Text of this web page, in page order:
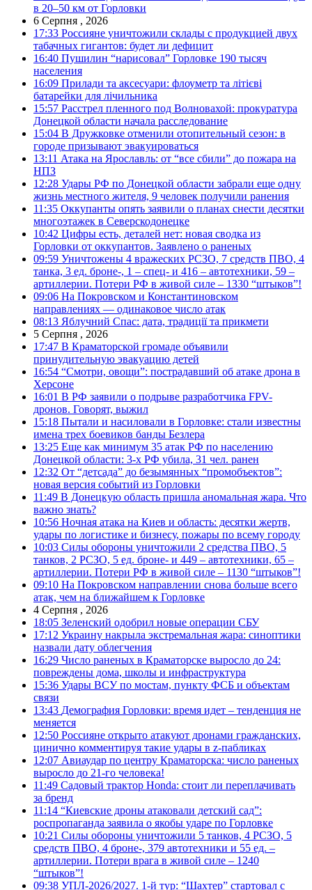
в 20–50 км от Горловки
6 Серпня , 2026
17:33 Россияне уничтожили склады с продукцией двух
табачных гигантов: будет ли дефицит
16:40 Пушилин “нарисовал” Горловке 190 тысяч
населения
16:09 Прилади та аксесуари: флоуметр та літієві
батарейки для лічильника
15:57 Расстрел пленного под Волновахой: прокуратура
Донецкой области начала расследование
15:04 В Дружковке отменили отопительный сезон: в
городе призывают эвакуироваться
13:11 Атака на Ярославль: от “все сбили” до пожара на
НПЗ
12:28 Удары РФ по Донецкой области забрали еще одну
жизнь местного жителя, 9 человек получили ранения
11:35 Оккупанты опять заявили о планах снести десятки
многоэтажек в Северскодонецке
10:42 Цифры есть, деталей нет: новая сводка из
Горловки от оккупантов. Заявлено о раненых
09:59 Уничтожены 4 вражеских РСЗО, 7 средств ПВО, 4
танка, 3 ед. броне-, 1 – спец- и 416 – автотехники, 59 –
артиллерии. Потери РФ в живой силе – 1330 “штыков”!
09:06 На Покровском и Константиновском
направлениях — одинаковое число атак
08:13 Яблучний Спас: дата, традиції та прикмети
5 Серпня , 2026
17:47 В Краматорской громаде объявили
принудительную эвакуацию детей
16:54 “Смотри, овощи”: пострадавший об атаке дрона в
Херсоне
16:01 В РФ заявили о подрыве разработчика FPV-
дронов. Говорят, выжил
15:18 Пытали и насиловали в Горловке: стали известны
имена трех боевиков банды Безлера
13:25 Еще как минимум 35 атак РФ по населению
Донецкой области: 3-х РФ убила, 31 чел. ранен
12:32 От “детсада” до безымянных “промобъектов”:
новая версия событий из Горловки
11:49 В Донецкую область пришла аномальная жара. Что
важно знать?
10:56 Ночная атака на Киев и область: десятки жертв,
удары по логистике и бизнесу, пожары по всему городу
10:03 Силы обороны уничтожили 2 средства ПВО, 5
танков, 2 РСЗО, 5 ед. броне- и 449 – автотехники, 65 –
артиллерии. Потери РФ в живой силе – 1130 “штыков”!
09:10 На Покровском направлении снова больше всего
атак, чем на ближайшем к Горловке
4 Серпня , 2026
18:05 Зеленский одобрил новые операции СБУ
17:12 Украину накрыла экстремальная жара: синоптики
назвали дату облегчения
16:29 Число раненых в Краматорске выросло до 24:
повреждены дома, школы и инфраструктура
15:36 Удары ВСУ по мостам, пункту ФСБ и объектам
связи
13:43 Демография Горловки: время идет – тенденция не
меняется
12:50 Россияне открыто атакуют дронами гражданских,
цинично комментируя такие удары в z-пабликах
12:07 Авиаудар по центру Краматорска: число раненых
выросло до 21-го человека!
11:49 Садовый трактор Honda: стоит ли переплачивать
за бренд
11:14 “Киевские дроны атаковали детский сад”:
роспропаганда заявила о якобы ударе по Горловке
10:21 Силы обороны уничтожили 5 танков, 4 РСЗО, 5
средств ПВО, 4 броне-, 379 автотехники и 55 ед. –
артиллерии. Потери врага в живой силе – 1240
“штыков”!
09:38 УПЛ-2026/2027. 1-й тур: “Шахтер” стартовал с